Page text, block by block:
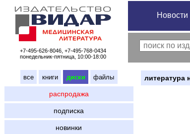
+7-495-626-8046, +7-495-768-0434
понедельник-пятница, 10:00-18:00
Новости
все книги диски файлы
распродажа
подписка
новинки
литература